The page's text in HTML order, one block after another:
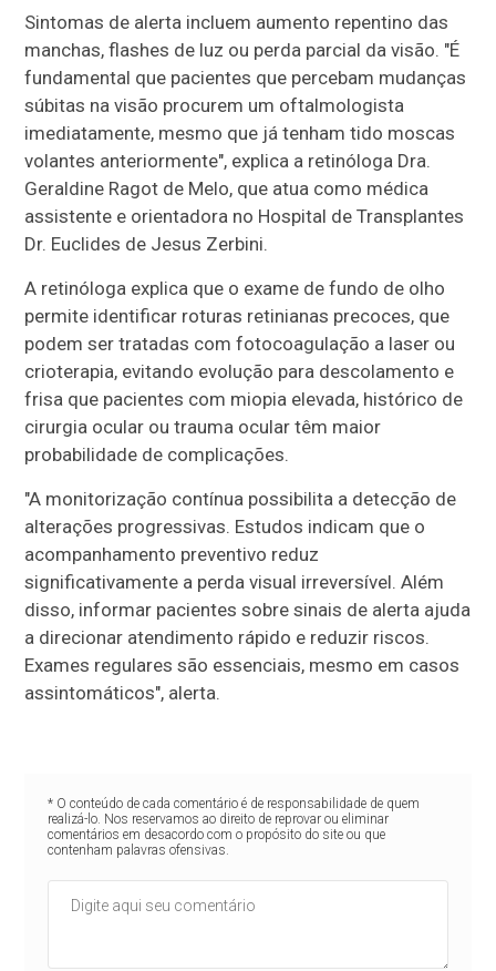
Sintomas de alerta incluem aumento repentino das
manchas, flashes de luz ou perda parcial da visão. "É
fundamental que pacientes que percebam mudanças
súbitas na visão procurem um oftalmologista
imediatamente, mesmo que já tenham tido moscas
volantes anteriormente", explica a retinóloga Dra.
Geraldine Ragot de Melo, que atua como médica
assistente e orientadora no Hospital de Transplantes
Dr. Euclides de Jesus Zerbini.
A retinóloga explica que o exame de fundo de olho
permite identificar roturas retinianas precoces, que
podem ser tratadas com fotocoagulação a laser ou
crioterapia, evitando evolução para descolamento e
frisa que pacientes com miopia elevada, histórico de
cirurgia ocular ou trauma ocular têm maior
probabilidade de complicações.
"A monitorização contínua possibilita a detecção de
alterações progressivas. Estudos indicam que o
acompanhamento preventivo reduz
significativamente a perda visual irreversível. Além
disso, informar pacientes sobre sinais de alerta ajuda
a direcionar atendimento rápido e reduzir riscos.
Exames regulares são essenciais, mesmo em casos
assintomáticos", alerta.
* O conteúdo de cada comentário é de responsabilidade de quem
realizá-lo. Nos reservamos ao direito de reprovar ou eliminar
comentários em desacordo com o propósito do site ou que
contenham palavras ofensivas.